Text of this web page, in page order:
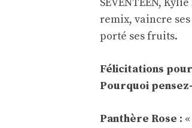
SEVENTEEN,
remix, vaincre
porté ses fruits.
Félicitations
Pourquoi
Panthère Rose :